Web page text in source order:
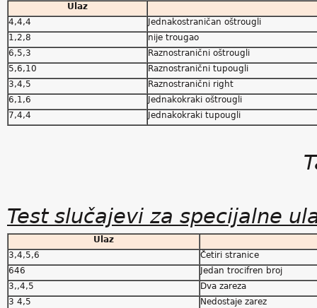
Ulaz
4,4,4
Jednakostraničan oštrougli
1,2,8
nije trougao
6,5,3
Raznostranični oštrougli
5,6,10
Raznostranični tupougli
3,4,5
Raznostranični right
6,1,6
Jednakokraki oštrougli
7,4,4
Jednakokraki tupougli
Test slučajevi za specijalne
Ulaz
3,4,5,6
Četiri stranice
646
Jedan trocifren broj
3,,4,5
Dva zareza
3 4,5
Nedostaje zarez